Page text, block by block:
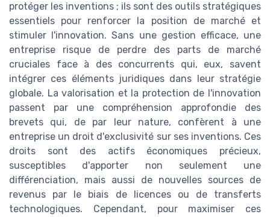
protéger les inventions ; ils sont des outils stratégiques
essentiels pour renforcer la position de marché et
stimuler l'innovation. Sans une gestion efficace, une
entreprise risque de perdre des parts de marché
cruciales face à des concurrents qui, eux, savent
intégrer ces éléments juridiques dans leur stratégie
globale. La valorisation et la protection de l'innovation
passent par une compréhension approfondie des
brevets qui, de par leur nature, confèrent à une
entreprise un droit d'exclusivité sur ses inventions. Ces
droits sont des actifs économiques précieux,
susceptibles d'apporter non seulement une
différenciation, mais aussi de nouvelles sources de
revenus par le biais de licences ou de transferts
technologiques. Cependant, pour maximiser ces